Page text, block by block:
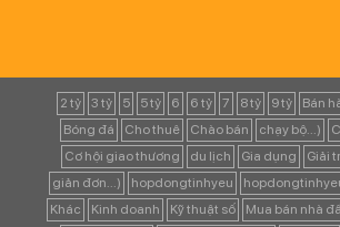
2 tỷ 3 tỷ 5 5 tỷ 6 6 tỷ 7 8 tỷ 9 tỷ
Bán
Bóng đá
Cho thuê Chào bán chạy bộ...)
Cơ hội giao thương
du lịch Gia dụng Giải
giản đơn...)
hopdongtinhyeu
Khác
Kinh doanh Kỹ thuật số Mua bán nhà